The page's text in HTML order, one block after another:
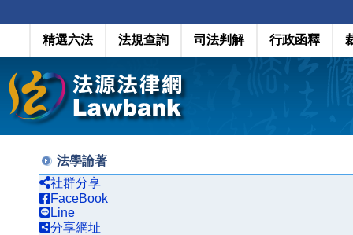
精選六法 法規查詢 司法判解 行政函釋
法學論著
社群分享
FaceBook
Line
分享網址